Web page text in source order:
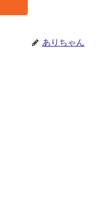
ありちゃん